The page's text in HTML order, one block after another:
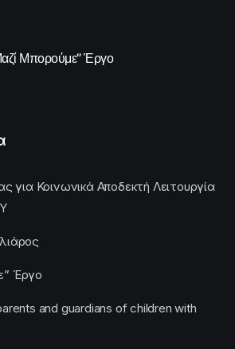
Μπορούμε” Έργο
για Κοινωνικά Αποδεκτή Λειτουργία
Έργο
and guardians of children with